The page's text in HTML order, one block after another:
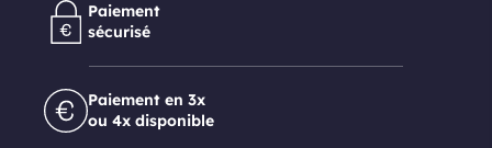
Paiement
sécurisé
Paiement en 3x
ou 4x disponible